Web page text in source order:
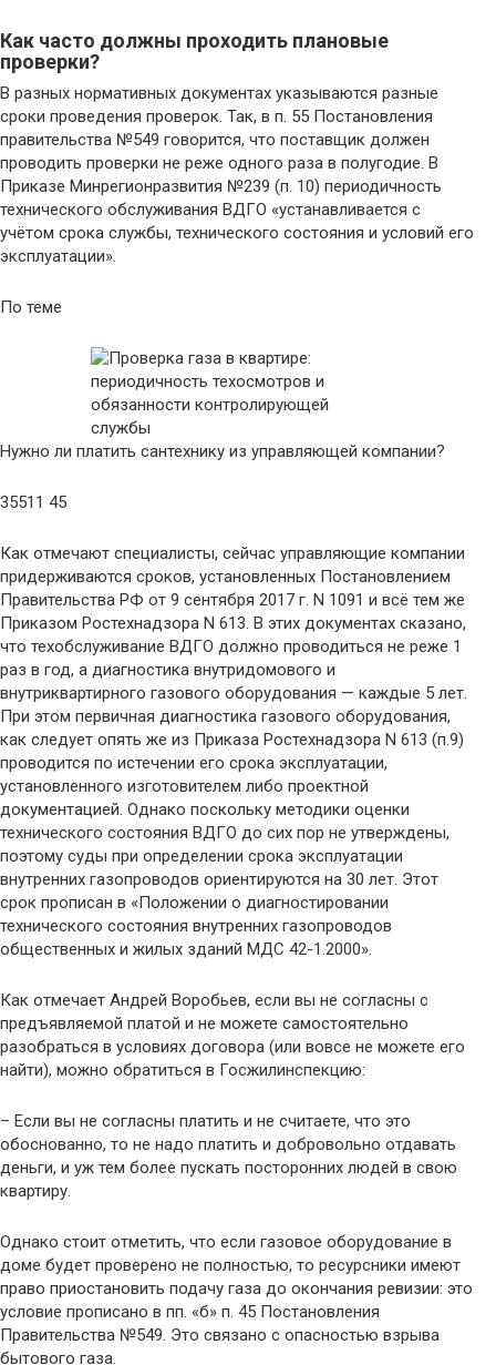
Как часто должны проходить плановые
проверки?
В разных нормативных документах указываются разные
сроки проведения проверок. Так, в п. 55 Постановления
правительства №549 говорится, что поставщик должен
проводить проверки не реже одного раза в полугодие. В
Приказе Минрегионразвития №239 (п. 10) периодичность
технического обслуживания ВДГО «устанавливается с
учётом срока службы, технического состояния и условий его
эксплуатации».
По теме
Нужно ли платить сантехнику из управляющей компании?
35511 45
Как отмечают специалисты, сейчас управляющие компании
придерживаются сроков, установленных Постановлением
Правительства РФ от 9 сентября 2017 г. N 1091 и всё тем же
Приказом Ростехнадзора N 613. В этих документах сказано,
что техобслуживание ВДГО должно проводиться не реже 1
раз в год, а диагностика внутридомового и
внутриквартирного газового оборудования — каждые 5 лет.
При этом первичная диагностика газового оборудования,
как следует опять же из Приказа Ростехнадзора N 613 (п.9)
проводится по истечении его срока эксплуатации,
установленного изготовителем либо проектной
документацией. Однако поскольку методики оценки
технического состояния ВДГО до сих пор не утверждены,
поэтому суды при определении срока эксплуатации
внутренних газопроводов ориентируются на 30 лет. Этот
срок прописан в «Положении о диагностировании
технического состояния внутренних газопроводов
общественных и жилых зданий МДС 42-1.2000».
Как отмечает Андрей Воробьев, если вы не согласны с
предъявляемой платой и не можете самостоятельно
разобраться в условиях договора (или вовсе не можете его
найти), можно обратиться в Госжилинспекцию:
– Если вы не согласны платить и не считаете, что это
обоснованно, то не надо платить и добровольно отдавать
деньги, и уж тем более пускать посторонних людей в свою
квартиру.
Однако стоит отметить, что если газовое оборудование в
доме будет проверено не полностью, то ресурсники имеют
право приостановить подачу газа до окончания ревизии: это
условие прописано в пп. «б» п. 45 Постановления
Правительства №549. Это связано с опасностью взрыва
бытового газа.